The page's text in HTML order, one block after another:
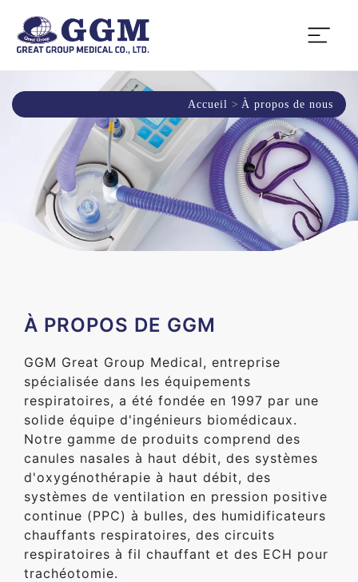
Accueil À propos de nous
À PROPOS DE GGM
GGM Great Group Medical, entreprise
spécialisée dans les équipements
respiratoires, a été fondée en 1997 par une
solide équipe d'ingénieurs biomédicaux.
Notre gamme de produits comprend des
canules nasales à haut débit, des systèmes
d'oxygénothérapie à haut débit, des
systèmes de ventilation en pression positive
continue (PPC) à bulles, des humidificateurs
chauffants respiratoires, des circuits
respiratoires à fil chauffant et des ECH pour
trachéotomie.